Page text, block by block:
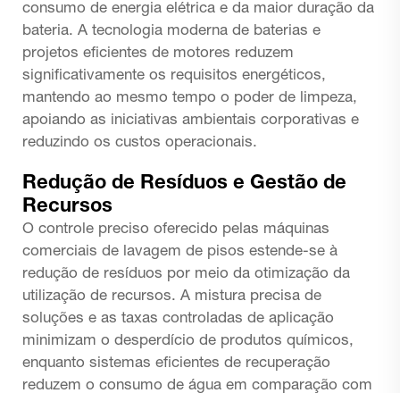
consumo de energia elétrica e da maior duração da
bateria. A tecnologia moderna de baterias e
projetos eficientes de motores reduzem
significativamente os requisitos energéticos,
mantendo ao mesmo tempo o poder de limpeza,
apoiando as iniciativas ambientais corporativas e
reduzindo os custos operacionais.
Redução de Resíduos e Gestão de
Recursos
O controle preciso oferecido pelas máquinas
comerciais de lavagem de pisos estende-se à
redução de resíduos por meio da otimização da
utilização de recursos. A mistura precisa de
soluções e as taxas controladas de aplicação
minimizam o desperdício de produtos químicos,
enquanto sistemas eficientes de recuperação
reduzem o consumo de água em comparação com